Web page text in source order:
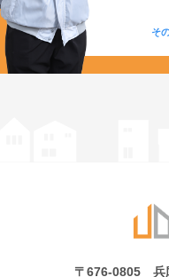
そ
〒676-0805 兵